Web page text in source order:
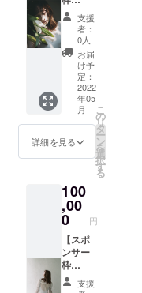
カーを
見るた
びに、
愛を
持っ
て、あ
なた自
身の魅
力を再
れる存
在であ
という
気持ち
で作り
まし
た。
めに、
２００
年前に
作られ
た古典
バレエ
「ジゼ
ル」の
物語を
掘り下
代のジ
ゼルと
の舞を
作り上
げま
す。 映
像は5月
ごろに
配信予
定、支
ラリと
変わり
ます。
シンプ
ルに無
地の似
た色で
合わせ
るのも
よし、
柄物を
し、 日
常使い
も、そ
レガン
トなお
出かけ
日にも
ト全て
をセッ
トにし
てお届
けしま
す。そ
れぞれ
のアイ
テムの
説明に
ついて
ターン
ページ
をご覧
くださ
い。 ※
シース
ルー
トップ
Margue
rite】
The
AMOの
活動を
応援し
たい！
と思っ
てくだ
さる方
へ。 ス
ポン
ンライ
ンパ
フォー
マン
ス"Gise
lle"の動
画の最
後に会
支援
者：
0人
お届
け予
定：
2022
年05
月
詳細を見る
こ
の
リ
タ
ー
ン
を
選
択
す
る
100
,00
0 円
【スポ
ンサー
枠
Lily】支援